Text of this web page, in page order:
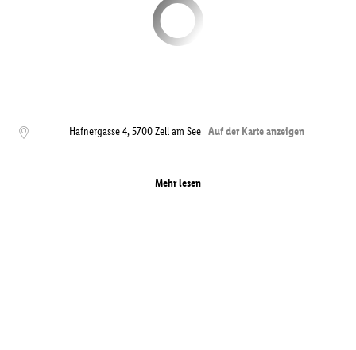
Hafnergasse 4,5700 Zell am See Auf der Karte anzeigen
Mehr lesen